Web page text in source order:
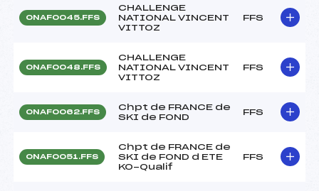
ONAF0045.FFS
CHALLENGE
NATIONAL VINCENT
VITTOZ
FFS
ONAF0048.FFS
CHALLENGE
NATIONAL VINCENT
VITTOZ
FFS
ONAF0062.FFS
Chpt de FRANCE de
SKI de FOND
FFS
ONAF0051.FFS
Chpt de FRANCE de
SKI de FOND d ETE
KO-Qualif
FFS